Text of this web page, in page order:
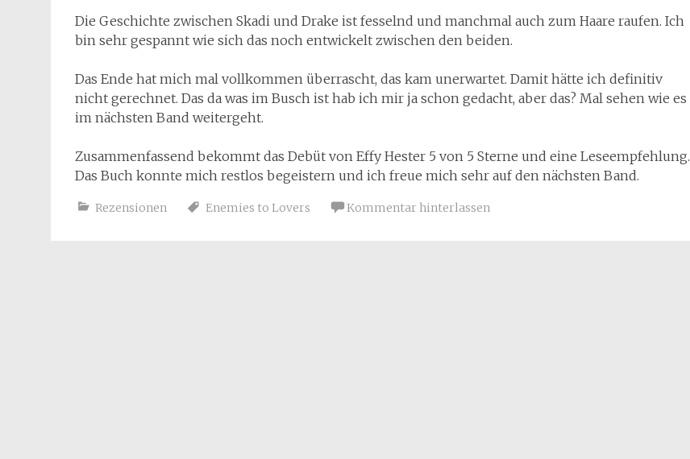
Die Geschichte zwischen Skadi und Drake ist fesselnd und manchmal auch zum Haare raufen. Ich
bin sehr gespannt wie sich das noch entwickelt zwischen den beiden.
Das Ende hat mich mal vollkommen überrascht, das kam unerwartet. Damit hätte ich definitiv
nicht gerechnet. Das da was im Busch ist hab ich mir ja schon gedacht, aber das? Mal sehen wie es
im nächsten Band weitergeht.
Zusammenfassend bekommt das Debüt von Effy Hester 5 von 5 Sterne und eine Leseempfehlung.
Das Buch konnte mich restlos begeistern und ich freue mich sehr auf den nächsten Band.
Rezensionen Enemies to Lovers Kommentar hinterlassen